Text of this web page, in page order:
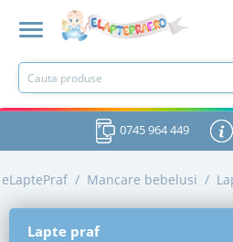
0745 964 449
eLaptePraf / Mancare bebelusi /
Lapte praf